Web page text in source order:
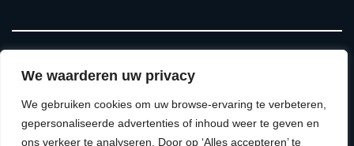
We waarderen uw privacy
We gebruiken cookies om uw browse-ervaring te verbeteren,
gepersonaliseerde advertenties of inhoud weer te geven en
ons verkeer te analyseren. Door op ‘Alles accepteren’ te
© 2026 Asian Foods Hasselt